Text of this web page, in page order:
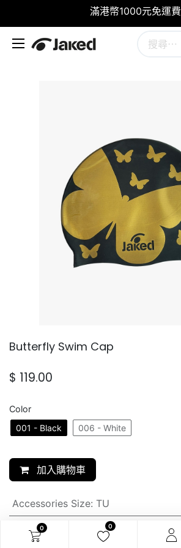
0 0
滿港幣1000元免運費
Butterfly Swim Cap
$ 119.00
Color
001 - Black
006 - White
加入購物車
Accessories Size: TU
SKU: N/A